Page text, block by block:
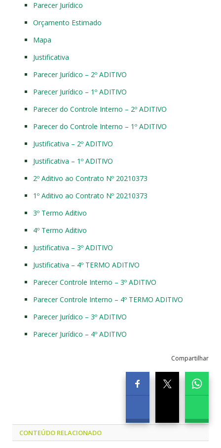
Parecer Jurídico
Orçamento Estimado
Mapa
Justificativa
Parecer Jurídico – 2º ADITIVO
Parecer Jurídico – 1º ADITIVO
Parecer do Controle Interno – 2º ADITIVO
Parecer do Controle Interno – 1º ADITIVO
Justificativa – 2º ADITIVO
Justificativa – 1º ADITIVO
2º Aditivo ao Contrato Nº 20210373
1º Aditivo ao Contrato Nº 20210373
3º Termo Aditivo
4º Termo Aditivo
Justificativa – 3º ADITIVO
Justificativa – 4º TERMO ADITIVO
Parecer Controle Interno – 3º ADITIVO
Parecer Controle Interno – 4º TERMO ADITIVO
Parecer Jurídico – 3º ADITIVO
Parecer Jurídico – 4º ADITIVO
Compartilhar
CONTEÚDO RELACIONADO